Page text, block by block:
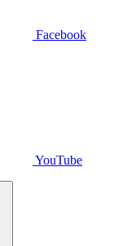
Facebook
YouTube